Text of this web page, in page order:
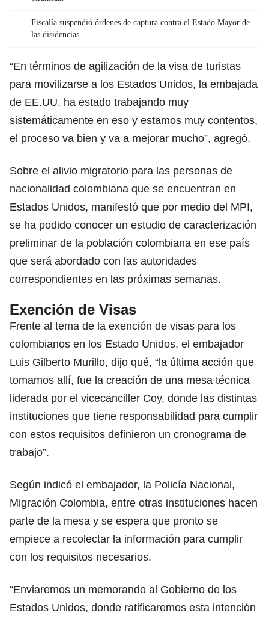
Fiscalía suspendió órdenes de captura contra el Estado Mayor de
las disidencias
“En términos de agilización de la visa de turistas
para movilizarse a los Estados Unidos, la embajada
de EE.UU. ha estado trabajando muy
sistemáticamente en eso y estamos muy contentos,
el proceso va bien y va a mejorar mucho”, agregó.
Sobre el alivio migratorio para las personas de
nacionalidad colombiana que se encuentran en
Estados Unidos, manifestó que por medio del MPI,
se ha podido conocer un estudio de caracterización
preliminar de la población colombiana en ese país
que será abordado con las autoridades
correspondientes en las próximas semanas.
Exención de Visas
Frente al tema de la exención de visas para los
colombianos en los Estado Unidos, el embajador
Luis Gilberto Murillo, dijo qué, “la última acción que
tomamos allí, fue la creación de una mesa técnica
liderada por el vicecanciller Coy, donde las distintas
instituciones que tiene responsabilidad para cumplir
con estos requisitos definieron un cronograma de
trabajo”.
Según indicó el embajador, la Policía Nacional,
Migración Colombia, entre otras instituciones hacen
parte de la mesa y se espera que pronto se
empiece a recolectar la información para cumplir
con los requisitos necesarios.
“Enviaremos un memorando al Gobierno de los
Estados Unidos, donde ratificaremos esta intención